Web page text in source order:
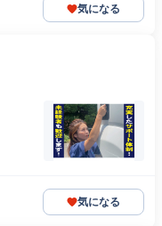
気になる
気になる